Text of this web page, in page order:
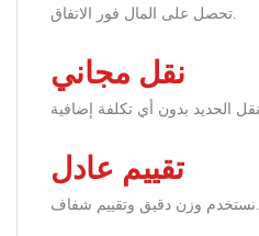
تحصل على المال فور الاتفاق.
نقل مجاني
تقييم عادل
نستخدم وزن دقيق وتقييم شفاف.